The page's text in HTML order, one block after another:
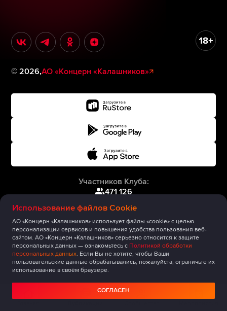
Использование файлов Cookie
АО «Концерн «Калашников» использует файлы «cookie» с целью
персонализации сервисов и повышения удобства пользования веб-
сайтом. АО «Концерн «Калашников» серьезно относится к защите
персональных данных — ознакомьтесь с Политикой обработки
персональных данных. Если Вы не хотите, чтобы Ваши
пользовательские данные обрабатывались, пожалуйста, ограничьте их
использование в своём браузере.
СОГЛАСЕН
©2026,АО «Концерн «Калашников»
Участников Клуба:
471 126